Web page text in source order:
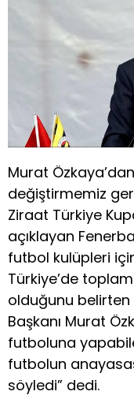
Murat
değiştirmemiz
Ziraat Türkiye
açıklayan
futbol kulüpleri
Türkiye’de
olduğunu belirten
Başkanı Murat
futboluna
futbolun
söyledi” dedi.